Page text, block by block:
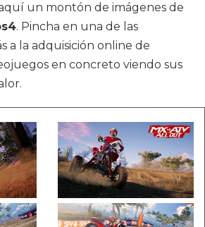
un montón de imágenes de
. Pincha en una de las
a la adquisición online de
en concreto viendo sus